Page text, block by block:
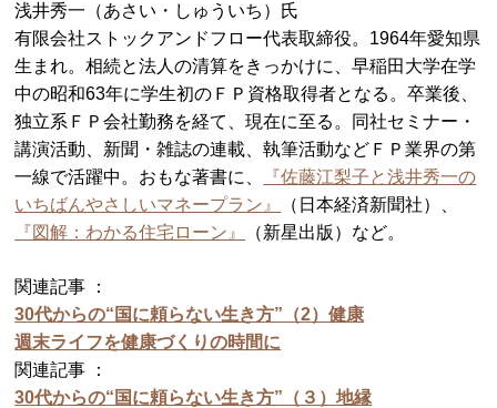
浅井秀一（あさい・しゅういち）氏
有限会社ストックアンドフロー代表取締役。1964年愛知県
生まれ。相続と法人の清算をきっかけに、早稲田大学在学
中の昭和63年に学生初のＦＰ資格取得者となる。卒業後、
独立系ＦＰ会社勤務を経て、現在に至る。同社セミナー・
講演活動、新聞・雑誌の連載、執筆活動などＦＰ業界の第
一線で活躍中。おもな著書に、
『佐藤江梨子と浅井秀一の
いちばんやさしいマネープラン』
（日本経済新聞社）、
『図解：わかる住宅ローン』
（新星出版）など。
関連記事 ：
30代からの“国に頼らない生き方”（2）健康
週末ライフを健康づくりの時間に
関連記事 ：
30代からの“国に頼らない生き方”（３）地縁